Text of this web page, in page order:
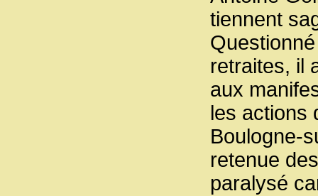
tiennent
retraites, il
aux
les actions
Boulogne-
retenue
paralysé